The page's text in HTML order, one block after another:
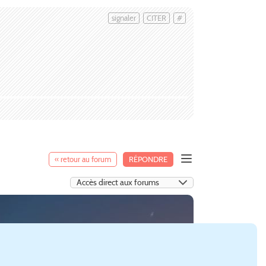
#
CITER
signaler
« retour au forum RÉPONDRE